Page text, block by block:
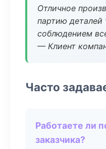
Отличное
партию деталей
соблюдением
— Клиент
Часто
Работаете ли
заказчика?